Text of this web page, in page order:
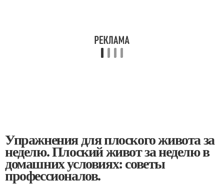
Упражнения для плоского живота за
неделю. Плоский живот за неделю в
домашних условиях: советы
профессионалов.